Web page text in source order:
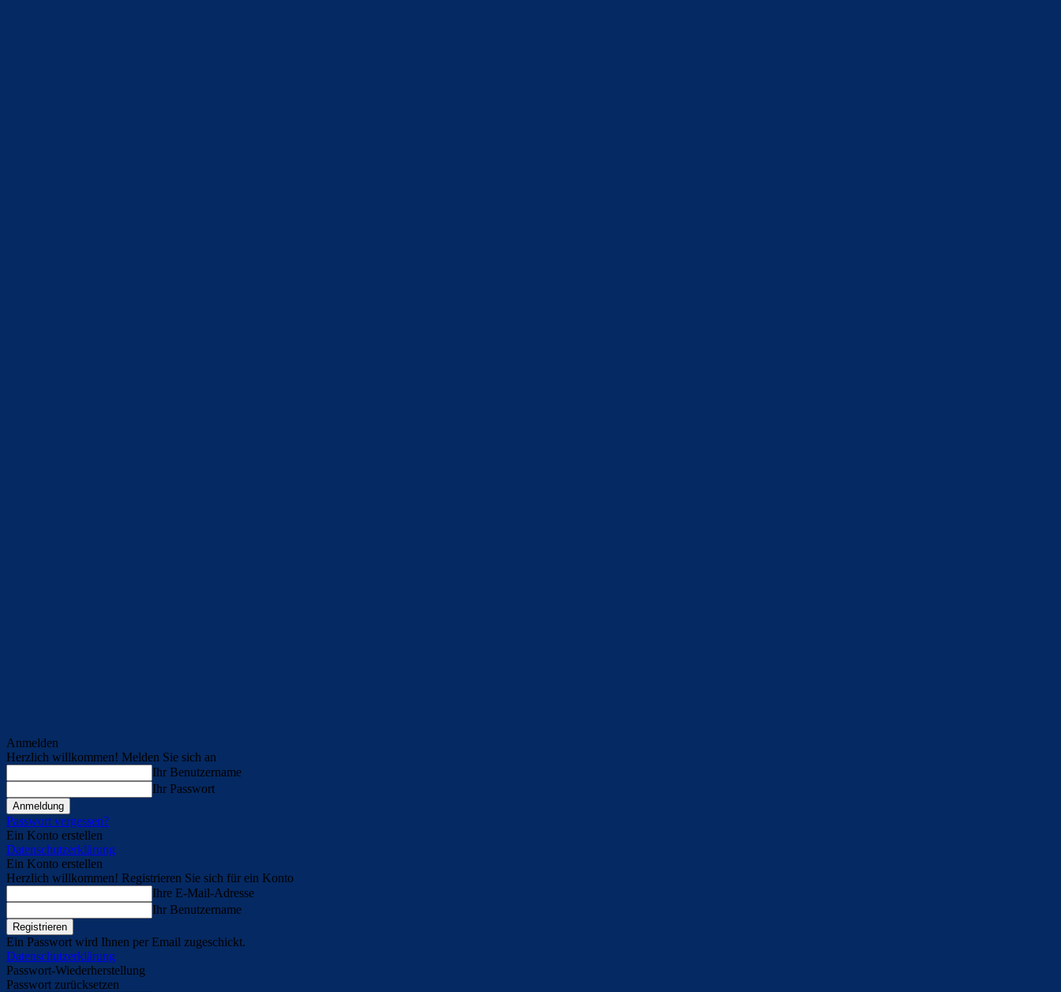
Anmelden
Herzlich willkommen! Melden Sie sich an
Ihr Benutzername
Ihr Passwort
Passwort vergessen?
Ein Konto erstellen
Datenschutzerklärung
Ein Konto erstellen
Herzlich willkommen! Registrieren Sie sich für ein Konto
Ihre E-Mail-Adresse
Ihr Benutzername
Ein Passwort wird Ihnen per Email zugeschickt.
Datenschutzerklärung
Passwort-Wiederherstellung
Passwort zurücksetzen